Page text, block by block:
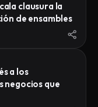
clausura la
de ensambles
a los
negocios que